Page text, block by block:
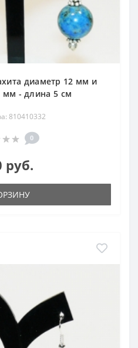
диаметр 12 мм и
мм - длина 5 см
810410332
0
руб.